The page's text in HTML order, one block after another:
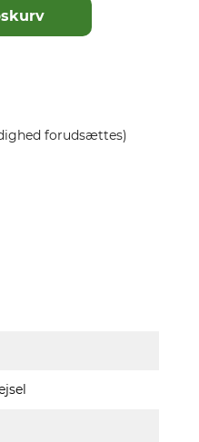
forudsættes)